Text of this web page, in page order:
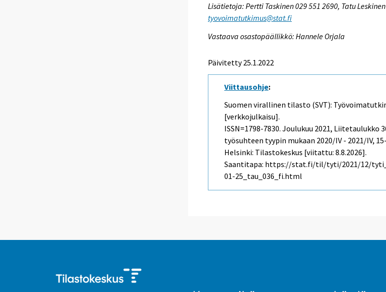
Lisätietoja: Pertti Taskinen 029 551 2690, Tatu
tyovoimatutkimus@stat.fi
Vastaava osastopäällikkö: Hannele Orjala
Päivitetty 25.1.2022
Viittausohje:
Suomen virallinen tilasto (SVT):
[verkkojulkaisu].
ISSN=1798-7830.Joulukuu 2021, Liitetaulukko
työsuhteen tyypin mukaan 2020/IV - 2021/IV,
Helsinki: Tilastokeskus [viitattu: 8.8.2026].
Saantitapa: https://stat.fi/til/tyti/2021/12/
01-25_tau_036_fi.html